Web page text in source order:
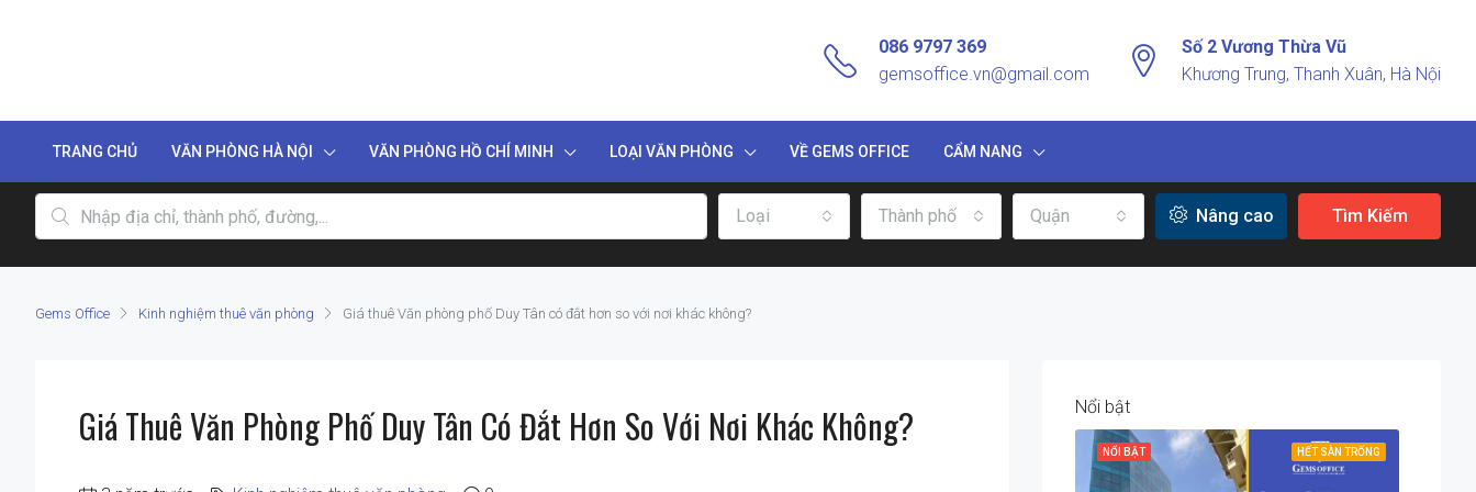
086 9797 369
gemsoffice.vn@gmail.com
Số 2 Vương Thừa Vũ
Khương Trung, Thanh Xuân, Hà Nội
TRANG CHỦ VĂN PHÒNG HÀ NỘI VĂN PHÒNG HỒ CHÍ MINH LOẠI VĂN PHÒNG VỀ GEMS OFFICE CẨM NANG
Loại Thành phố Quận Nâng cao Tìm Kiếm
Gems Office Kinh nghiệm thuê văn phòng Giá thuê Văn phòng phố Duy Tân có đắt hơn so với nơi khác không?
Giá Thuê Văn Phòng Phố Duy Tân Có Đắt Hơn So Với Nơi Khác Không? Nổi bật
HẾT SÀN TRỐNG
NỔI BẬT